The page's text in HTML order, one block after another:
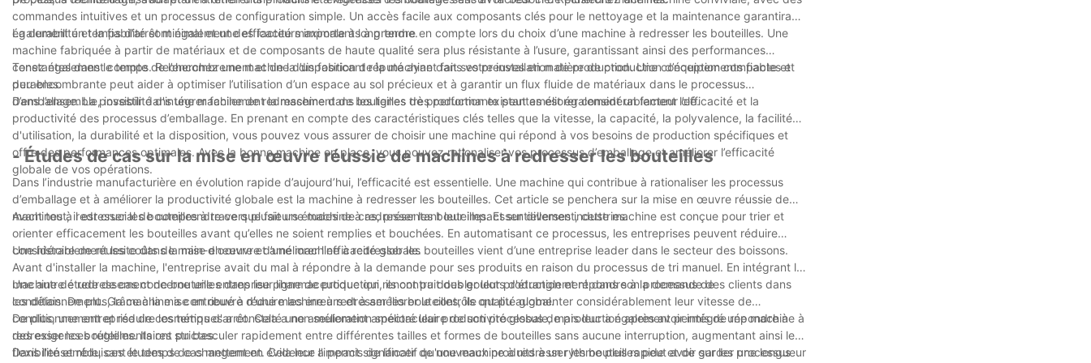
commandes intuitives et un processus de configuration simple. Un accès facile aux composants clés pour le nettoyage et la maintenance garantira
également un temps d'arrêt minimal et une efficacité maximale à long terme.
La durabilité et la fiabilité sont également des facteurs importants à prendre en compte lors du choix d’une machine à redresser les bouteilles. Une
machine fabriquée à partir de matériaux et de composants de haute qualité sera plus résistante à l’usure, garantissant ainsi des performances
constantes dans le temps. Recherchez une machine d’un fabricant réputé ayant fait ses preuves en matière de production d’équipements fiables et
durables.
Tenez également compte de l’encombrement et de la disposition de la machine dans votre installation de production. Une conception compacte et
peu encombrante peut aider à optimiser l’utilisation d’un espace au sol précieux et à garantir un flux fluide de matériaux dans le processus
d’emballage. La possibilité d'intégrer facilement la machine dans les lignes de production existantes est également un facteur clé.
Dans l’ensemble, investir dans une machine de redressement de bouteilles très performante peut améliorer considérablement l’efficacité et la
productivité des processus d’emballage. En prenant en compte des caractéristiques clés telles que la vitesse, la capacité, la polyvalence, la facilité
d'utilisation, la durabilité et la disposition, vous pouvez vous assurer de choisir une machine qui répond à vos besoins de production spécifiques et
offre des performances optimales. Avec la bonne machine en place, vous pouvez rationaliser vos processus d’emballage et améliorer l’efficacité
globale de vos opérations.
- Études de cas sur la mise en œuvre réussie de machines à redresser les bouteilles
Dans l’industrie manufacturière en évolution rapide d’aujourd’hui, l’efficacité est essentielle. Une machine qui contribue à rationaliser les processus
d’emballage et à améliorer la productivité globale est la machine à redresser les bouteilles. Cet article se penchera sur la mise en œuvre réussie de
machines à redresser les bouteilles à travers plusieurs études de cas, présentant leur impact sur diverses industries.
Avant tout, il est crucial de comprendre ce que fait une machine à redresser les bouteilles. Essentiellement, cette machine est conçue pour trier et
orienter efficacement les bouteilles avant qu’elles ne soient remplies et bouchées. En automatisant ce processus, les entreprises peuvent réduire
considérablement les coûts de main-d'œuvre et améliorer l'efficacité globale.
Une histoire de réussite dans la mise en œuvre d’une machine à redresser les bouteilles vient d’une entreprise leader dans le secteur des boissons.
Avant d'installer la machine, l'entreprise avait du mal à répondre à la demande pour ses produits en raison du processus de tri manuel. En intégrant la
machine de redressement de bouteilles dans leur ligne de production, ils ont pu doubler leur production et répondre à la demande des clients dans
les délais. De plus, la machine a contribué à réduire les erreurs et à améliorer le contrôle qualité global.
Une autre étude de cas concerne une entreprise pharmaceutique qui rencontrait des goulots d'étranglement dans son processus de
conditionnement. Grâce à la mise en œuvre d'une machine à redresser les bouteilles, ils ont pu augmenter considérablement leur vitesse de
conditionnement et réduire les temps d'arrêt. Cela a non seulement amélioré leur productivité globale, mais leur a également permis de répondre à
des exigences réglementaires strictes.
De plus, une entreprise de cosmétiques a constaté une amélioration spectaculaire de son processus de production après avoir intégré une machine à
redresser les bouteilles. Ils ont pu basculer rapidement entre différentes tailles et formes de bouteilles sans aucune interruption, augmentant ainsi leur
flexibilité et réduisant le temps de changement. Cela leur a permis de lancer de nouveaux produits à un rythme plus rapide et de garder une longueur
Dans l'ensemble, ces études de cas mettent en évidence l'impact significatif qu'une machine à redresser les bouteilles peut avoir sur les processus